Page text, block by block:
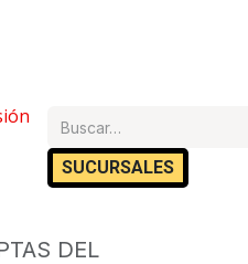
Cita
SUCURSA​​LES
DEL